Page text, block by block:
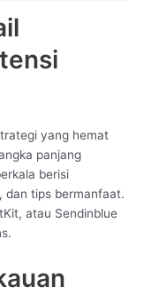
yang hemat
panjang
berisi
dan tips bermanfaat.
atau Sendinblue